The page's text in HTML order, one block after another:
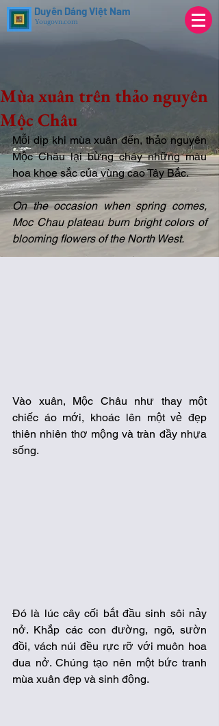
Duyên Dáng Việt Nam
Yougovn.com
Mùa xuân trên thảo nguyên
Mộc Châu
Mỗi dịp khi mùa xuân đến, thảo nguyên
Mộc Châu lại bừng cháy những màu
hoa khoe sắc của vùng cao Tây Bắc.
On the occasion when spring comes,
Moc Chau plateau burn bright colors of
blooming flowers of the North West.
Vào xuân, Mộc Châu như thay một
chiếc áo mới, khoác lên một vẻ đẹp
thiên nhiên thơ mộng và tràn đầy nhựa
sống.
Đó là lúc cây cối bắt đầu sinh sôi nảy
nở. Khắp các con đường, ngõ, sườn
đồi, vách núi đều rực rỡ với muôn hoa
đua nở. Chúng tạo nên một bức tranh
mùa xuân đẹp và sinh động.